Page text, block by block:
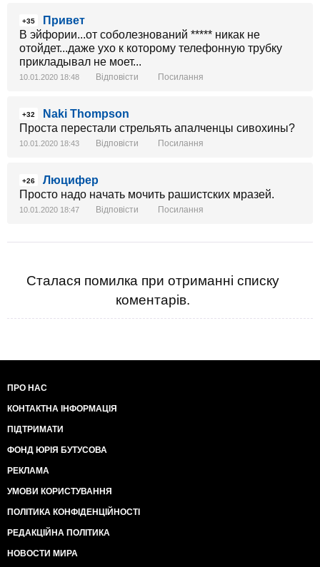
+35
Привет
В эйфории...от соболезнований ***** никак не
отойдет...даже ухо к которому телефонную трубку
прикладывал не моет...
10.01.2020 18:48 Відповісти Посилання
+32
Naki Thompson
Проста перестали стрельять апалченцы сивохины?
10.01.2020 18:43 Відповісти Посилання
+26
Люцифер
Просто надо начать мочить рашистских мразей.
10.01.2020 18:47 Відповісти Посилання
Сталася помилка при отриманні списку
коментарів.
ПРО НАС
КОНТАКТНА ІНФОРМАЦІЯ
ПІДТРИМАТИ
ФОНД ЮРІЯ БУТУСОВА
РЕКЛАМА
УМОВИ КОРИСТУВАННЯ
ПОЛІТИКА КОНФІДЕНЦІЙНОСТІ
РЕДАКЦІЙНА ПОЛІТИКА
НОВОСТИ МИРА